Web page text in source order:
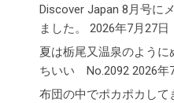
Discover Japan 8月号に
ました。
2026年7月27日
夏は栃尾又温泉のよう
ちいい No.2092 2026年
布団の中でポカポカして